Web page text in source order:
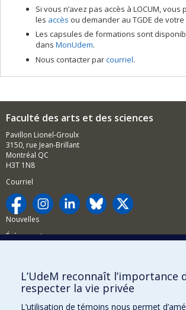
Si vous n’avez pas accès à LOCUM,
les accès ou demander au TGDE de
Les capsules de formations sont
dans MonUdem.
Nous contacter parcourriel.
Faculté des arts et des sciences
Pavillon Lionel-Groulx
3150, rue Jean-Brillant
Montréal QC
H3T 1N8
Courriel
Nouvelles
Événements
BESOIN D'AIDE?
Plan du site
L’UdeM reconnaît l’importance
respecter la vie privée
L’utilisation de témoins nous permet